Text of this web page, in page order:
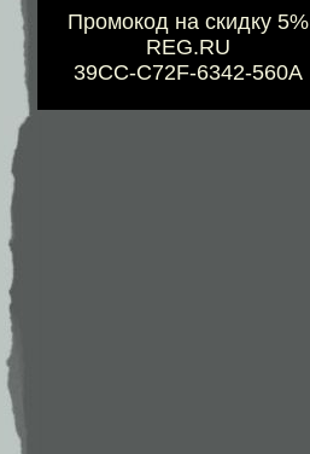
Промокод на скидку 5%
REG.RU
39CC-C72F-6342-560A